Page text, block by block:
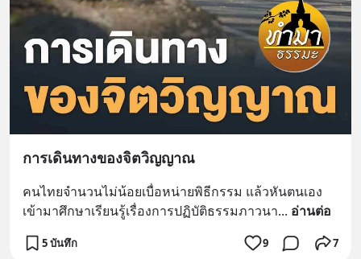
การเดินทางของจิตวิญญาณ
คนไทยจำนวนไม่น้อยเบื่อหน่ายพิธีกรรม แล้วหันตนเอง
เข้ามาศึกษาเรียนรู้เรื่องการปฏิบัติธรรมภาวนา... อ่านต่อ
5 บันทึก 9 7